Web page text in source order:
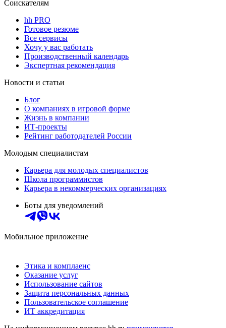
Соискателям
hh PRO
Готовое резюме
Все сервисы
Хочу у вас работать
Производственный календарь
Экспертная рекомендация
Новости и статьи
Блог
О компаниях в игровой форме
Жизнь в компании
ИТ-проекты
Рейтинг работодателей России
Молодым специалистам
Карьера для молодых специалистов
Школа программистов
Карьера в некоммерческих организациях
Боты для уведомлений
Мобильное приложение
Этика и комплаенс
Оказание услуг
Использование сайтов
Защита персональных данных
Пользовательское соглашение
ИТ аккредитация